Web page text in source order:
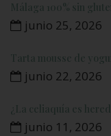
Málaga 100% sin
junio 25, 2026
Tarta mousse de
junio 22, 2026
¿La celiaquía es
junio 11, 2026